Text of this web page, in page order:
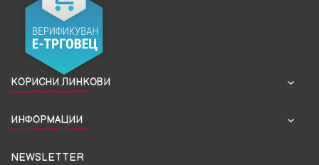
КОРИСНИ ЛИНКОВИ
ИНФОРМАЦИИ
NEWSLETTER